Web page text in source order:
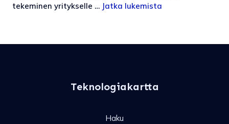
tekeminen yritykselle … Jatka lukemista
Teknologiakartta
Haku